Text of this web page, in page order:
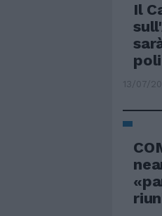
Il
13/07/